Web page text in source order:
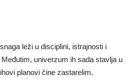
leži u disciplini, istrajnosti i
univerzum ih sada stavlja u
planovi čine zastarelim.